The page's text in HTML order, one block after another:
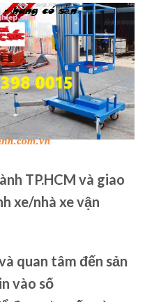
TP.HCM và giao
xe/nhà xe vận
quan tâm đến sản
vào số